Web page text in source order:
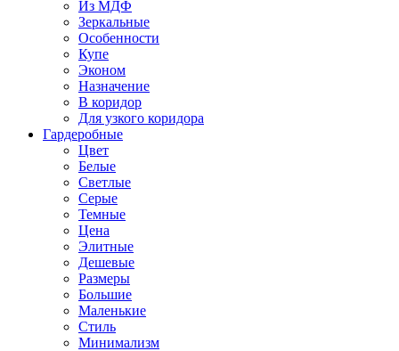
Из МДФ
Зеркальные
Особенности
Купе
Эконом
Назначение
В коридор
Для узкого коридора
Гардеробные
Цвет
Белые
Светлые
Серые
Темные
Цена
Элитные
Дешевые
Размеры
Большие
Маленькие
Стиль
Минимализм